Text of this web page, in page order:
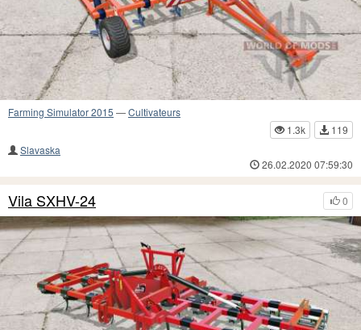
Farming Simulator 2015 —Cultivateurs
1.3k
119
Slavaska
26.02.2020 07:59:30
0
Vila SXHV-24